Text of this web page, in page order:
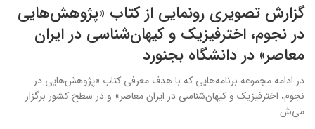
گزارش تصویری رونمایی از کتاب «پژوهش‌هایی
در نجوم، اخترفیزیک و کیهان‌شناسی در ایران
معاصر» در دانشگاه بجنورد
در ادامه مجموعه برنامه‌هایی که با هدف معرفی کتاب «پژوهش‌هایی در
نجوم، اخترفیزیک و کیهان‌شناسی در ایران معاصر» و در سطح کشور برگزار
می‌ش...